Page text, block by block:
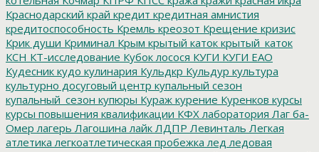
Краснодарский край кредит кредитная амнистия
кредитоспособность Кремль креозот Крещение кризис
Крик души Криминал Крым крытый каток крытый_каток
КСН КТ-исследование Кубок лосося КУГИ КУГИ ЕАО
Кудесник кудо кулинария Кульдкр Кульдур культура
культурно досуговый центр купальный сезон
купальный_сезон купюры Кураж курение Куренков курсы
курсы повышения квалификации КФХ лаборатория Лаг ба-
Омер лагерь Лагошина лайк ЛДПР Левинталь Легкая
атлетика легкоатлетическая пробежка лед ледовая